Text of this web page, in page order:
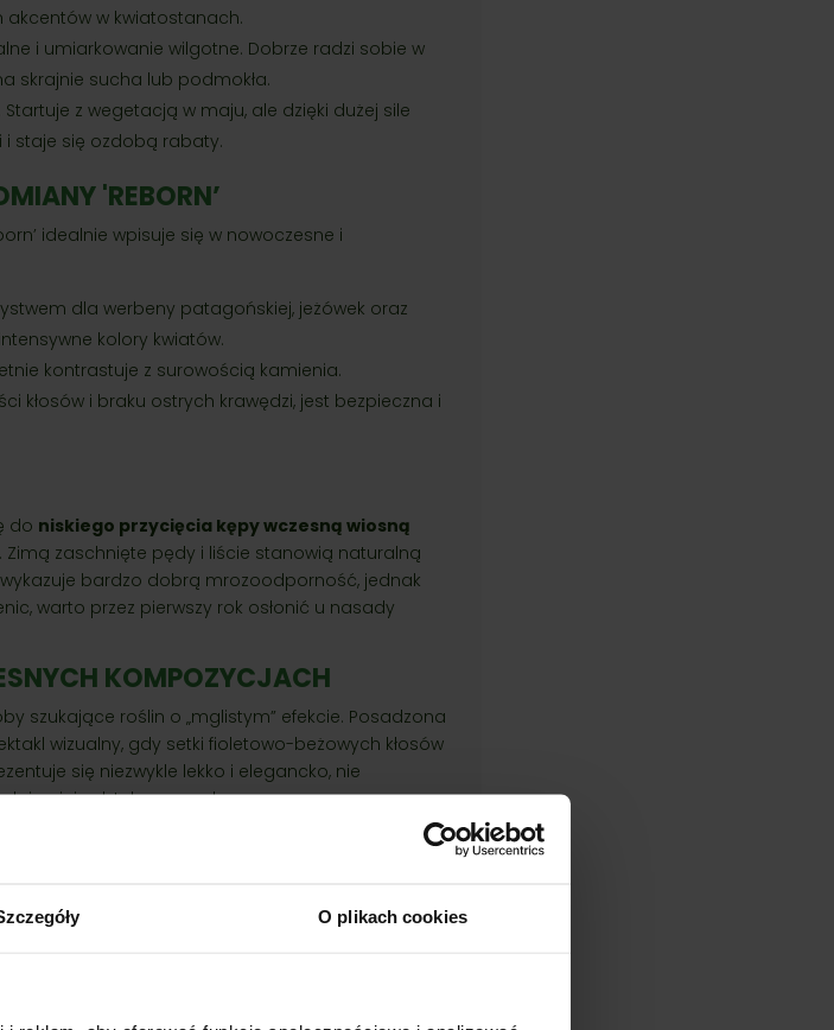
O plikach cookies
akcentów w kwiatostanach.
i umiarkowanie wilgotne. Dobrze radzi sobie w
skrajnie sucha lub podmokła.
z wegetacją w maju, ale dzięki dużej sile
i staje się ozdobą rabaty.
'REBORN’
idealnie wpisuje się w nowoczesne i
dla werbeny patagońskiej, jeżówek oraz
kolory kwiatów.
kontrastuje z surowością kamienia.
kłosów i braku ostrych krawędzi, jest bezpieczna i
do niskiego przycięcia kępy wczesną wiosną
zaschnięte pędy i liście stanowią naturalną
bardzo dobrą mrozoodporność, jednak
warto przez pierwszy rok osłonić u nasady
KOMPOZYCJACH
szukające roślin o „mglistym” efekcie. Posadzona
wizualny, gdy setki fioletowo-beżowych kłosów
się niezwykle lekko i elegancko, nie
jej subtelnego uroku.